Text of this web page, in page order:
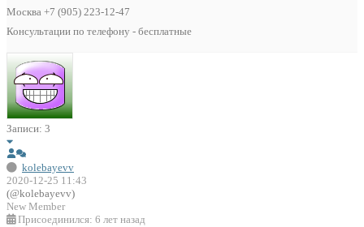
Москва +7 (905) 223-12-47
Консультации по телефону - бесплатные
Записи: 3
kolebayevv
2020-12-25 11:43
(@kolebayevv)
New Member
Присоединился: 6 лет назад